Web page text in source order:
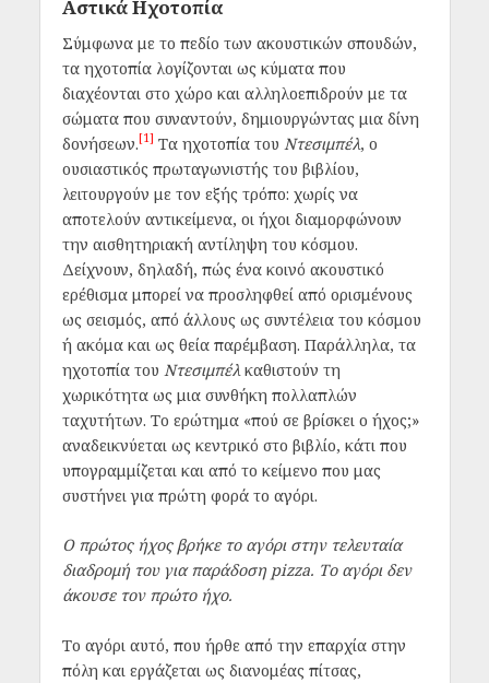
Αστικά Ηχοτοπία
Σύμφωνα με το πεδίο των ακουστικών σπουδών,
τα ηχοτοπία λογίζονται ως κύματα που
διαχέονται στο χώρο και αλληλοεπιδρούν με τα
σώματα που συναντούν, δημιουργώντας μια δίνη
δονήσεων.[1] Τα ηχοτοπία του Ντεσιμπέλ, ο
ουσιαστικός πρωταγωνιστής του βιβλίου,
λειτουργούν με τον εξής τρόπο: χωρίς να
αποτελούν αντικείμενα, οι ήχοι διαμορφώνουν
την αισθητηριακή αντίληψη του κόσμου.
Δείχνουν, δηλαδή, πώς ένα κοινό ακουστικό
ερέθισμα μπορεί να προσληφθεί από ορισμένους
ως σεισμός, από άλλους ως συντέλεια του κόσμου
ή ακόμα και ως θεία παρέμβαση. Παράλληλα, τα
ηχοτοπία του Ντεσιμπέλκαθιστούν τη
χωρικότητα ως μια συνθήκη πολλαπλών
ταχυτήτων. Το ερώτημα «πού σε βρίσκει ο ήχος;»
αναδεικνύεται ως κεντρικό στο βιβλίο, κάτι που
υπογραμμίζεται και από το κείμενο που μας
συστήνει για πρώτη φορά το αγόρι.
Ο πρώτος ήχος βρήκε το αγόρι στην τελευταία
διαδρομή του για παράδοση pizza. Το αγόρι δεν
άκουσε τον πρώτο ήχο.
Το αγόρι αυτό, που ήρθε από την επαρχία στην
πόλη και εργάζεται ως διανομέας πίτσας,